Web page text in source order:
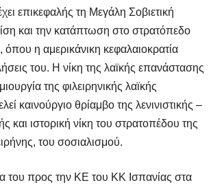
επικεφαλής τη Μεγάλη Σοβιετική
και την κατάπτωση στο στρατόπεδο
όπου η αμερικάνικη κεφαλαιοκρατία
του. Η νίκη της λαϊκής επανάστασης
της φιλειρηνικής λαϊκής
καινούργιο θρίαμβο της λενινιστικής –
και ιστορική νίκη του στρατοπέδου της
του σοσιαλισμού.
του προς την ΚΕ του ΚΚ Ισπανίας στα